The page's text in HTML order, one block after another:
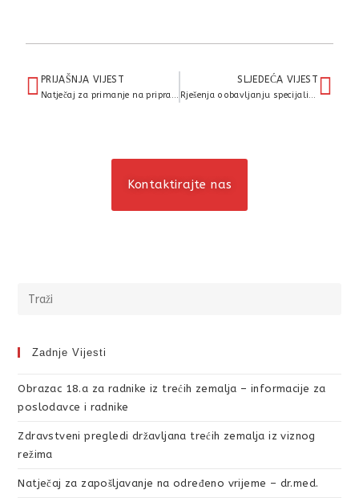
PRIJAŠNJA VIJEST
Natječaj za primanje na pripravnički staž na određeno vrijeme u trajanju od 1 godine
SLJEDEĆA VIJEST
Rješenja o obavljanju specijalističkog usavršavanja
Kontaktirajte nas
Zadnje Vijesti
Obrazac 18.a za radnike iz trećih zemalja – informacije za
poslodavce i radnike
Zdravstveni pregledi državljana trećih zemalja iz viznog
režima
Natječaj za zapošljavanje na određeno vrijeme – dr.med.